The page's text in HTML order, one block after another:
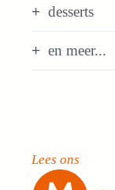
desserts
en meer...
Lees ons